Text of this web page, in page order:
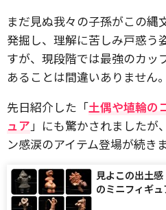
まだ見ぬ我々の子孫がこの
発掘し、理解に苦しみ戸惑う
すが、現段階では最強のカッ
あることは間違いありません。
先日紹介した「土偶や埴輪の
ュア 」にも驚かされましたが
ン感涙のアイテム登場が続き
見よこの出土
のミニフィギ